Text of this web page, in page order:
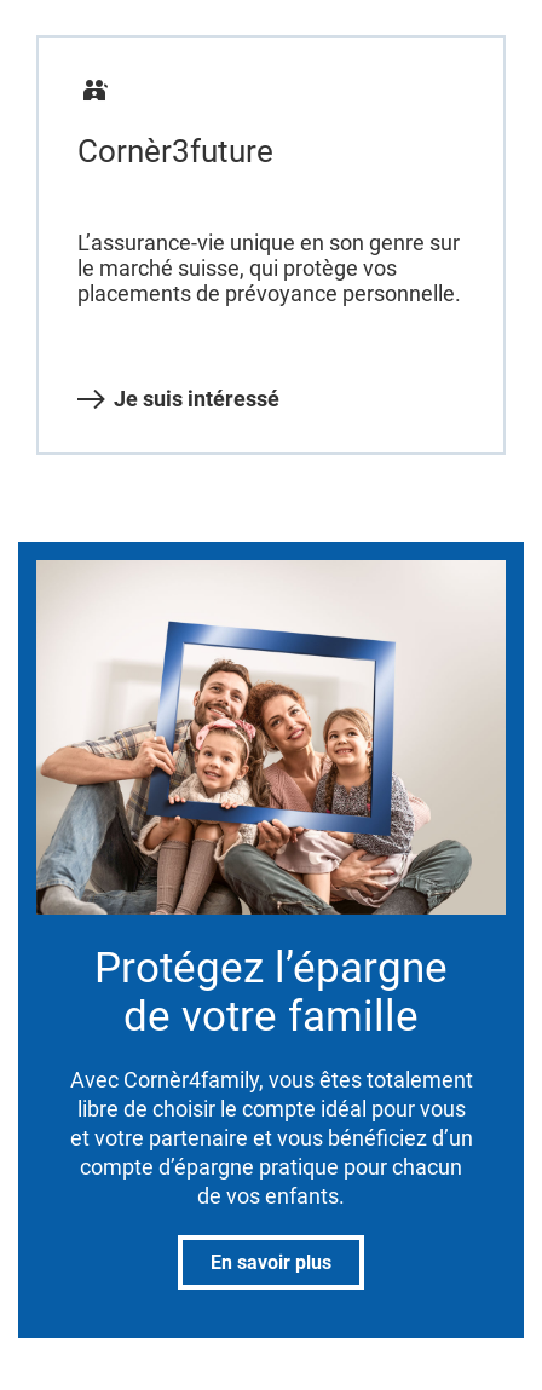
Cornèr3future
L’assurance-vie unique en son genre sur
le marché suisse, qui protège vos
placements de prévoyance personnelle.
Je suis intéressé
Protégez l’épargne
de votre famille
Avec Cornèr4family, vous êtes totalement
libre de choisir le compte idéal pour vous
et votre partenaire et vous bénéficiez d’un
compte d’épargne pratique pour chacun
de vos enfants.
En savoir plus